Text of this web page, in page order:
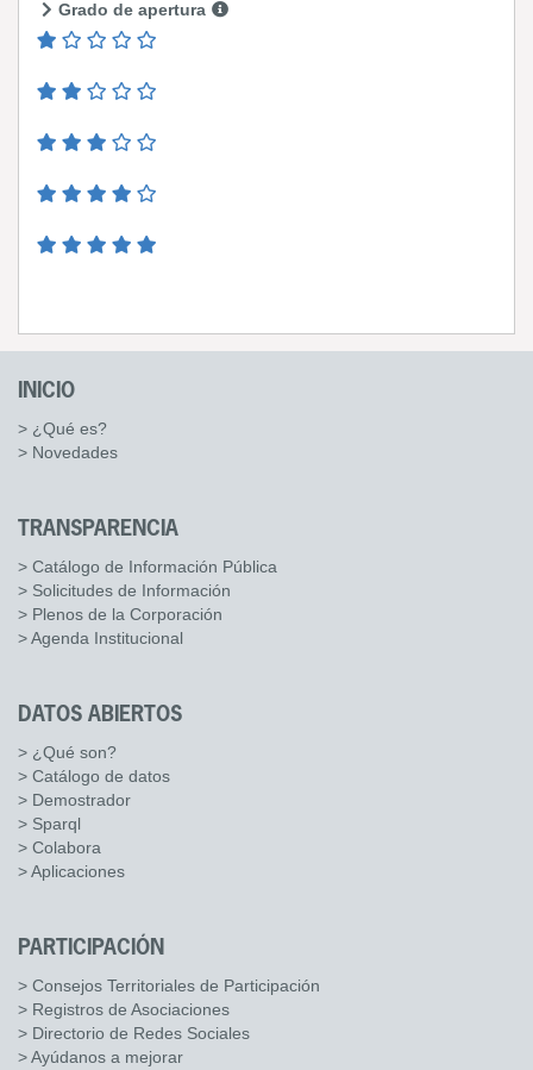
Grado de apertura
INICIO
> ¿Qué es?
> Novedades
TRANSPARENCIA
> Catálogo de Información Pública
> Solicitudes de Información
> Plenos de la Corporación
> Agenda Institucional
DATOS ABIERTOS
> ¿Qué son?
> Catálogo de datos
> Demostrador
> Sparql
> Colabora
> Aplicaciones
PARTICIPACIÓN
> Consejos Territoriales de Participación
> Registros de Asociaciones
> Directorio de Redes Sociales
> Ayúdanos a mejorar